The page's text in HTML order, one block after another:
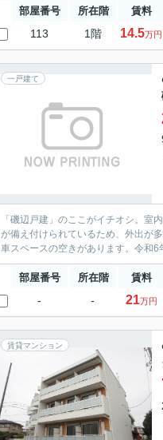
部屋番号 所在階 賃料
113 1階 14.5万円
一戸建て
「磯辺戸建」のここがイチオシ。室
が備え付けられているため、外出が
車スペースの空きがあります。令和
部屋番号 所在階 賃料
- - 21万円
賃貸マンション